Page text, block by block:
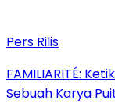
Pers Rilis
FAMILIARITÉ:
Sebuah Karya